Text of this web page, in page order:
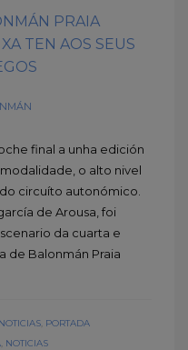
PRAIA
TEN AOS SEUS
final a unha edición
o alto nivel
circuíto autonómico.
de Arousa, foi
da cuarta e
de Balonmán Praia
NOTICIAS PORTADA
NOTICIAS